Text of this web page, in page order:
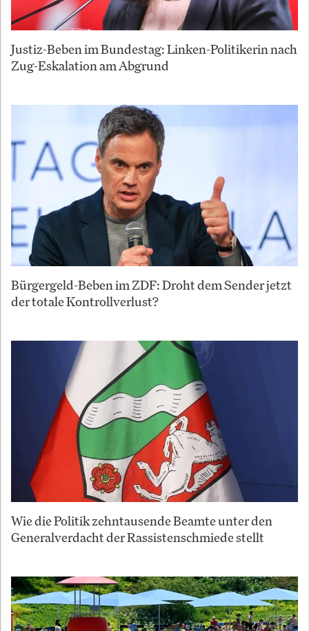
Justiz-Beben im Bundestag: Linken-Politikerin nach
Zug-Eskalation am Abgrund
Bürgergeld-Beben im ZDF: Droht dem Sender jetzt
der totale Kontrollverlust?
Wie die Politik zehntausende Beamte unter den
Generalverdacht der Rassistenschmiede stellt